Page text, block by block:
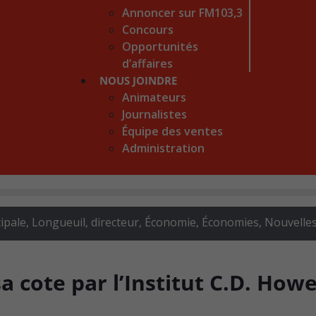
Annoncer sur FM103,3
Concours
Opportunités
d’affaires
NOUS JOINDRE
Animateurs
Journalistes
Équipe des ventes
Administration
Longueuil, directeur, Économie, Économies,
cote par l’Institut C.D.